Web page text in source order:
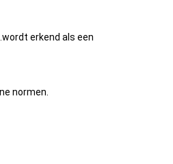
erkend als een
normen.